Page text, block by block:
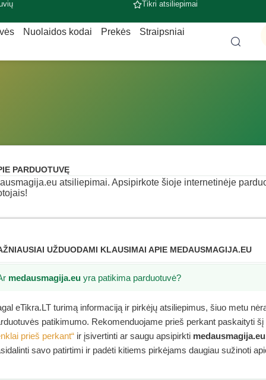
Tikri atsiliepimai
Nuolaidos kodai Prekės Straipsniai
PARDUOTUVĘ
atsiliepimai. Apsipirkote šioje internetinėje
UŽDUODAMI KLAUSIMAI APIE MEDAUSMAGIJA.EU
medausmagija.eu yra patikima parduotuvė?
eTikra.LT turimą informaciją ir pirkėjų atsiliepimus, šiuo metu
patikimumo. Rekomenduojame prieš perkant paskaityti šį
prieš perkant“ ir įsivertinti ar saugu apsipirkti medausmagija.eu
savo patirtimi ir padėti kitiems pirkėjams daugiau sužinoti